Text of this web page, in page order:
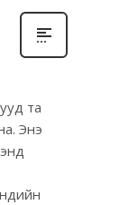
та
Энэ